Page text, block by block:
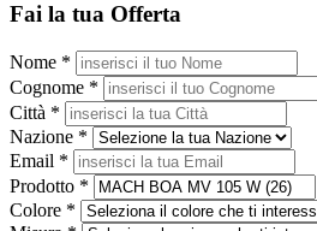
Fai la tua Offerta
Nome *
Cognome *
Città *
Nazione *
Email *
Prodotto *
Colore *